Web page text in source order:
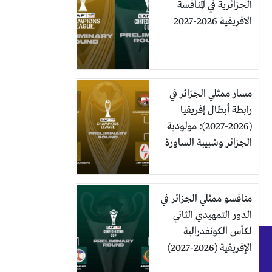
الجزائرية في المنافسة
الافريقية 2026-2027
مسار ممثلي الجزائر في
رابطة أبطال إفريقيا
(2026-2027): مولودية
الجزائر وشبيبة الساورة
منافسو ممثلي الجزائر في
الدور التمهيدي الثاني
لكأس الكونفدرالية
الإفريقية (2026-2027)